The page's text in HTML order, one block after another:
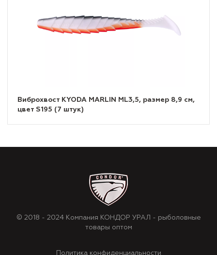
Виброхвост KYODA MARLIN ML3,5, размер 8,9 см,
цвет S195 (7 штук)
© 2018 - 2024 Компания КОНДОР УРАЛ - рыболовные
товары оптом
Политика конфиденциальности